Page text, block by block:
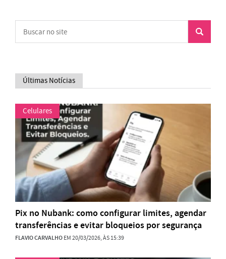
Últimas Notícias
Celulares
Pix no Nubank: como configurar limites, agendar
transferências e evitar bloqueios por segurança
FLAVIO CARVALHOEM 20/03/2026, ÀS 15:39